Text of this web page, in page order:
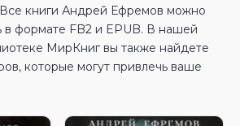
книги Андрей Ефремов можно
в формате FB2 и EPUB. В нашей
МирКниг вы также найдете
которые могут привлечь ваше